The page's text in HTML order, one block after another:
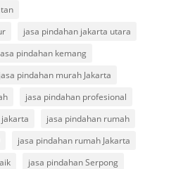
jasa pindahan jakarta utara
pindahan kemang
jasa pindahan murah Jakarta
jasa pindahan profesional
jasa pindahan rumah
jasa pindahan rumah Jakarta
jasa pindahan Serpong